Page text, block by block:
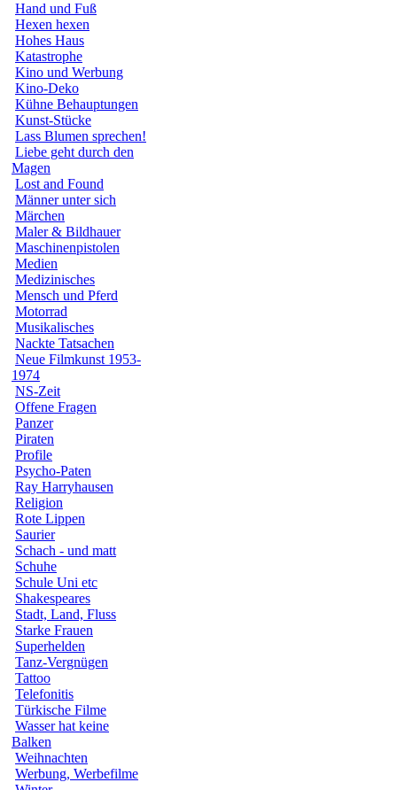
Hand und Fuß
Hexen hexen
Hohes Haus
Katastrophe
Kino und Werbung
Kino-Deko
Kühne Behauptungen
Kunst-Stücke
Lass Blumen sprechen!
Liebe geht durch den
Magen
Lost and Found
Männer unter sich
Märchen
Maler & Bildhauer
Maschinenpistolen
Medien
Medizinisches
Mensch und Pferd
Motorrad
Musikalisches
Nackte Tatsachen
Neue Filmkunst 1953-
1974
NS-Zeit
Offene Fragen
Panzer
Piraten
Profile
Psycho-Paten
Ray Harryhausen
Religion
Rote Lippen
Saurier
Schach - und matt
Schuhe
Schule Uni etc
Shakespeares
Stadt, Land, Fluss
Starke Frauen
Superhelden
Tanz-Vergnügen
Tattoo
Telefonitis
Türkische Filme
Wasser hat keine
Balken
Weihnachten
Werbung, Werbefilme